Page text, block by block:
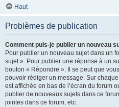
Haut
Problèmes de publication
Comment puis-je publier un nouveau
Pour publier un nouveau sujet dans un
sujet ». Pour publier une réponse à un
bouton « Répondre ». Il se peut que
pouvoir rédiger un message. Sur
est affichée en bas de l’écran du forum
publier de nouveaux sujets dans ce
jointes dans ce forum, etc.